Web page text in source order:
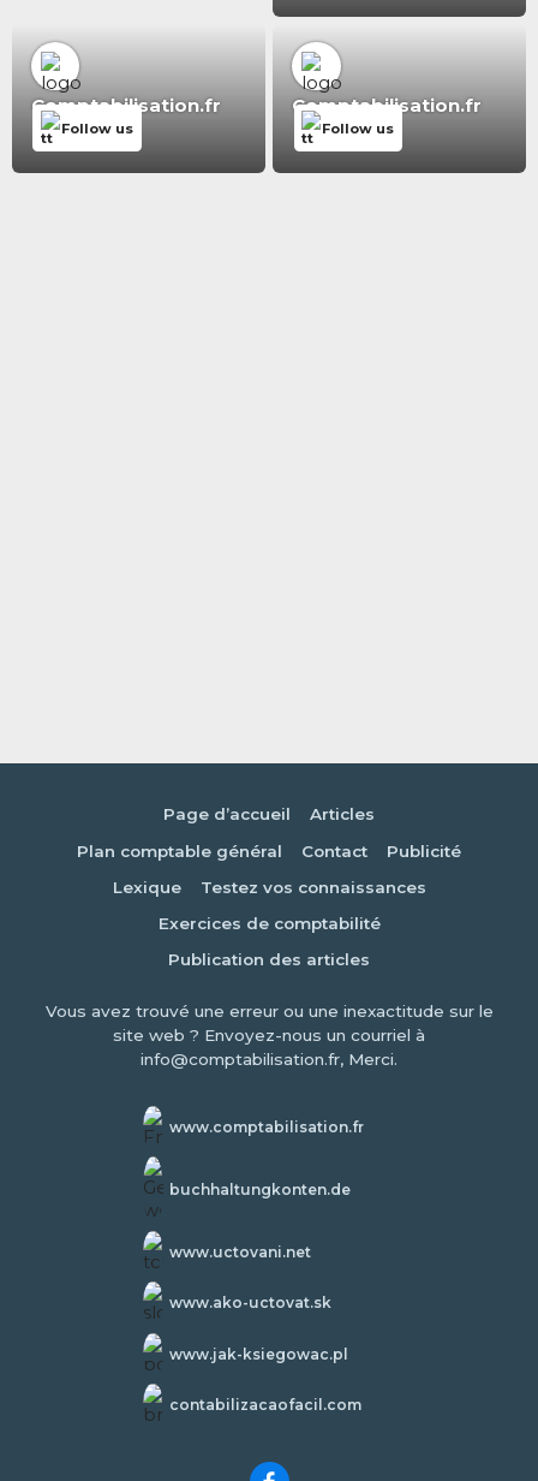
Comptabilisation.fr
Follow us
Comptabilisation.fr
Follow us
Page d’accueil
Articles
Plan comptable général
Contact
Publicité
Lexique
Testez vos connaissances
Exercices de comptabilité
Publication des articles
Vous avez trouvé une erreur ou une inexactitude sur le
site web ? Envoyez-nous un courriel à
info@comptabilisation.fr, Merci.
www.comptabilisation.fr
buchhaltungkonten.de
www.uctovani.net
www.ako-uctovat.sk
www.jak-ksiegowac.pl
contabilizacaofacil.com